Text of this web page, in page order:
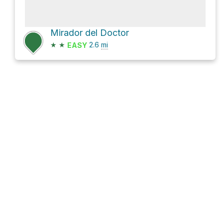
Mirador del Doctor
★ ★ EASY 2.6 mi